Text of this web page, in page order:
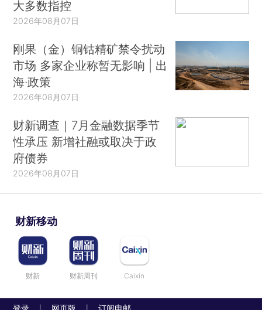
大多数指控
2026年08月07日
刚果（金）铜钴精矿禁令扰动
市场 多家企业称暂无影响 | 出
海·政策
2026年08月07日
财新调查｜7月金融数据季节
性承压 新增社融或取决于政
府债券
2026年08月07日
财新移动
财新 财新周刊 Caixin
登录 网页版 订阅电邮